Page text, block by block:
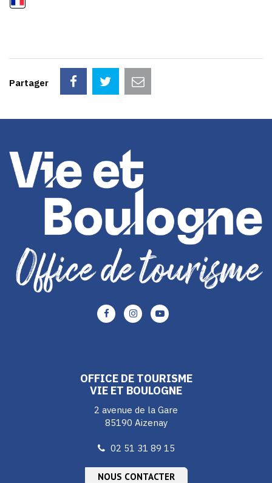
Partager
Lien
vers
Lien
vers
Lien
vers
OFFICE DE TOURISME
VIE ET BOULOGNE
2 avenue de la Gare
85190 Aizenay
02 51 31 89 15
NOUS CONTACTER